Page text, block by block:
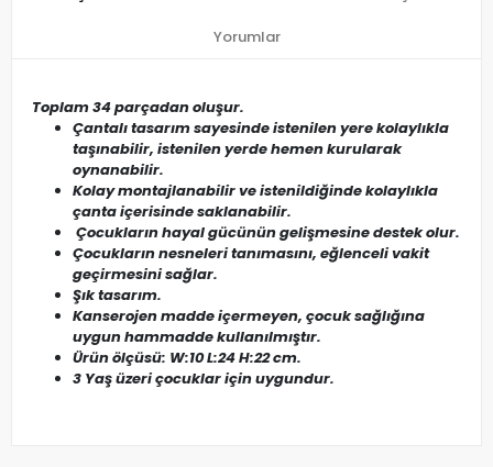
Yorumlar
Toplam 34 parçadan oluşur.
Çantalı tasarım sayesinde istenilen yere kolaylıkla
taşınabilir, istenilen yerde hemen kurularak
oynanabilir.
Kolay montajlanabilir ve istenildiğinde kolaylıkla
çanta içerisinde saklanabilir.
Çocukların hayal gücünün gelişmesine destek olur.
Çocukların nesneleri tanımasını, eğlenceli vakit
geçirmesini sağlar.
Şık tasarım.
Kanserojen madde içermeyen, çocuk sağlığına
uygun hammadde kullanılmıştır.
Ürün ölçüsü: W:10 L:24 H:22 cm.
3 Yaş üzeri çocuklar için uygundur.